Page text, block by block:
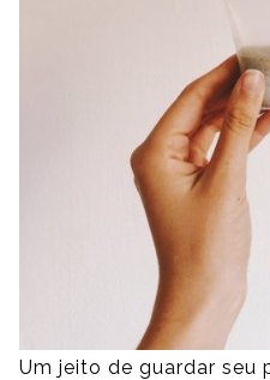
Um jeito de guardar seu